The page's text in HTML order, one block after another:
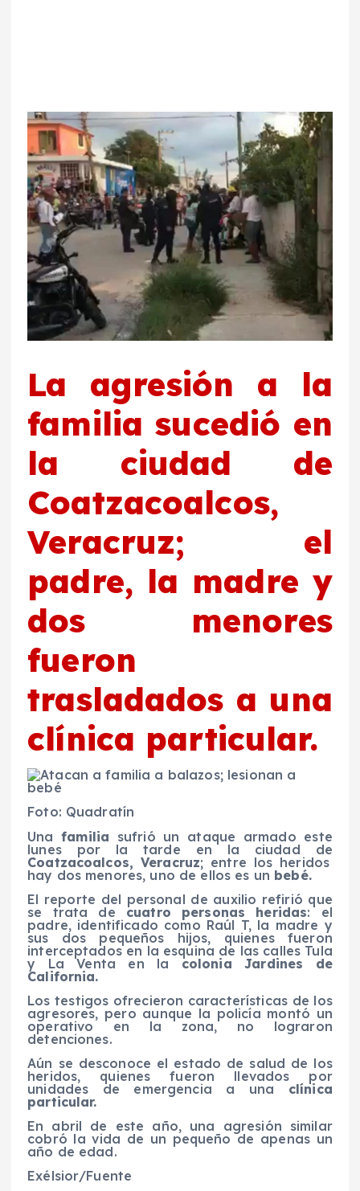
La agresión a la
familia sucedió en
la ciudad de
Coatzacoalcos,
Veracruz; el
padre, la madre y
dos menores
fueron
trasladados a una
clínica particular.
Foto: Quadratín
Unafamilia sufrió un ataque armado este
lunes por la tarde en la ciudad de
Coatzacoalcos, Veracruz; entre los heridos
hay dos menores, uno de ellos es un bebé.
El reporte del personal de auxilio refirió que
se trata de cuatro personas heridas: el
padre, identificado como Raúl T, la madre y
sus dos pequeños hijos, quienes fueron
interceptados en la esquina de las calles Tula
y La Venta en la colonia Jardines de
California.
Los testigos ofrecieron características de los
agresores, pero aunque la policía montó un
operativo en la zona, no lograron
detenciones.
Aún se desconoce el estado de salud de los
heridos, quienes fueron llevados por
unidades de emergencia a una clínica
particular.
En abril de este año, una agresión similar
cobró la vida de un pequeño de apenas un
año de edad.
Exélsior/Fuente